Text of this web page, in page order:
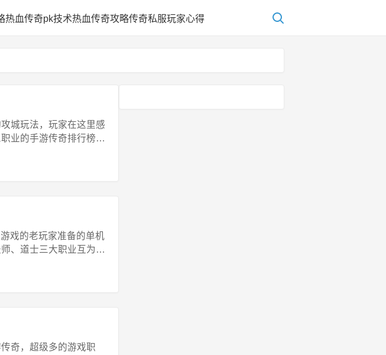
热血传奇pk技术热血传奇攻略传奇私服玩家心得
城玩法，玩家在这里感
业的手游传奇排行榜，
戏的老玩家准备的单机
、道士三大职业互为
奇，超级多的游戏职